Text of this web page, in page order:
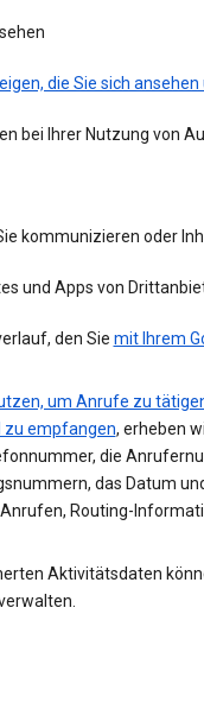
die Sie sich
bei Ihrer Nutzung von
kommunizieren oder
und Apps von
den Sie mit Ihrem
um Anrufe zu
zu empfangen, erheben
die
das Datum
Routing-
Aktivitätsdaten